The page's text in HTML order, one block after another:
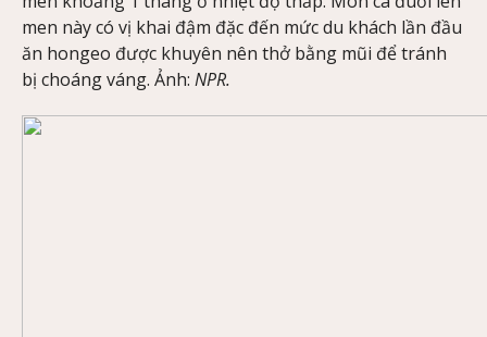
men này có vị khai đậm đặc đến mức du khách lần đầu
ăn hongeo được khuyên nên thở bằng mũi để tránh
bị choáng váng. Ảnh: NPR.